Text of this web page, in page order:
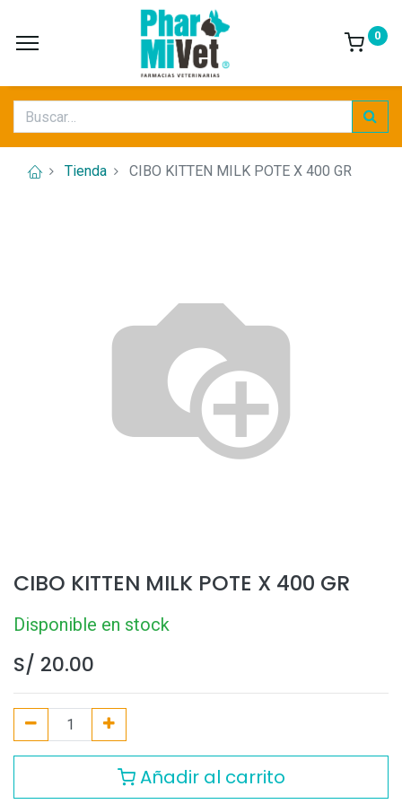
0
Tienda CIBO KITTEN MILK POTE X 400 GR
CIBO KITTEN MILK POTE X 400 GR
Disponible en stock
S/ 20.00
Añadir al carrito